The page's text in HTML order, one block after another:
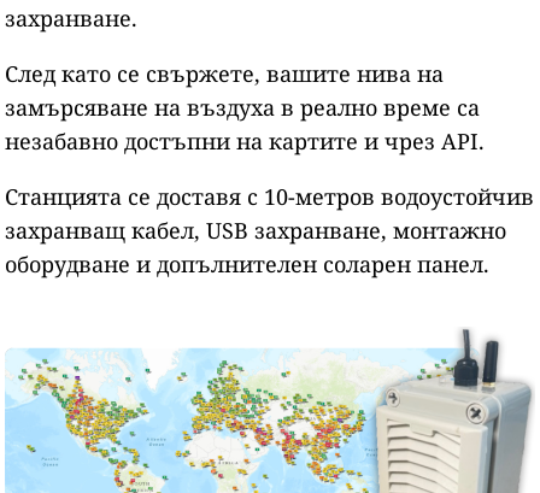
захранване.
След като се свържете, вашите нива на
замърсяване на въздуха в реално време са
незабавно достъпни на картите и чрез API.
Станцията се доставя с 10-метров водоустойчив
захранващ кабел, USB захранване, монтажно
оборудване и допълнителен соларен панел.